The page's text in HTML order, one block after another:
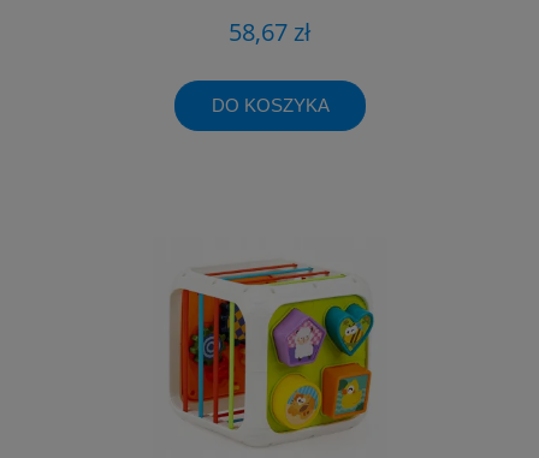
58,67 zł
DO KOSZYKA